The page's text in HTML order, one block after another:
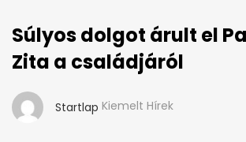
Súlyos dolgot árult el
Zita a családjáról
Startlap Kiemelt Hírek